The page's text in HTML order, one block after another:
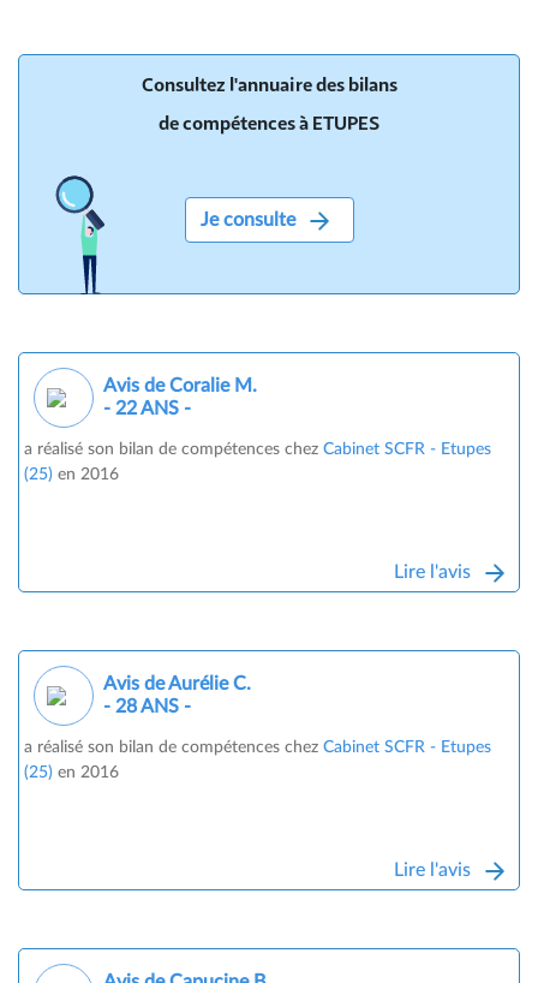
Consultez l'annuaire des bilans
de compétences à ETUPES
Je consulte
Avis de Coralie M.
- 22 ANS -
a réalisé son bilan de compétences chez Cabinet SCFR - Etupes
(25) en 2016
Lire l'avis
Avis de Aurélie C.
- 28 ANS -
a réalisé son bilan de compétences chez Cabinet SCFR - Etupes
(25) en 2016
Lire l'avis